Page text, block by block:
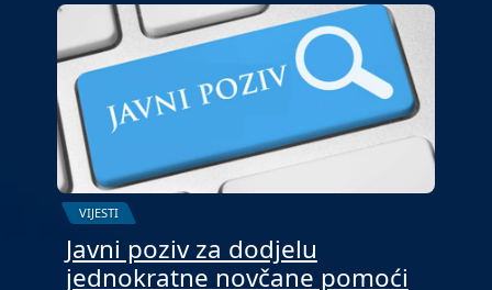
VIJESTI
Javni poziv za dodjelu
jednokratne novčane pomoći